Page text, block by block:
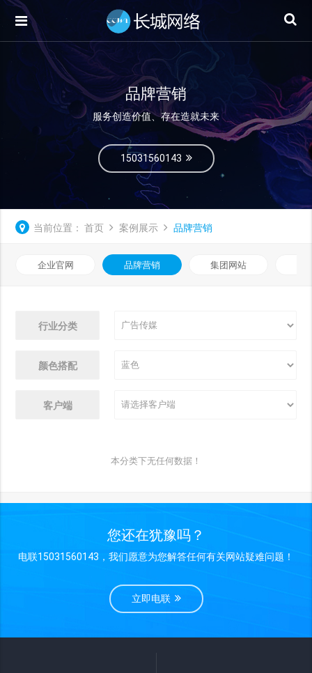
品牌营销
服务创造价值、存在造就未来
15031560143
当前位置： 首页 案例展示 品牌营销
企业官网 品牌营销 集团网站
行业分类
颜色搭配
客户端
本分类下无任何数据！
您还在犹豫吗？
电联15031560143，我们愿意为您解答任何有关网站疑难问题！
立即电联